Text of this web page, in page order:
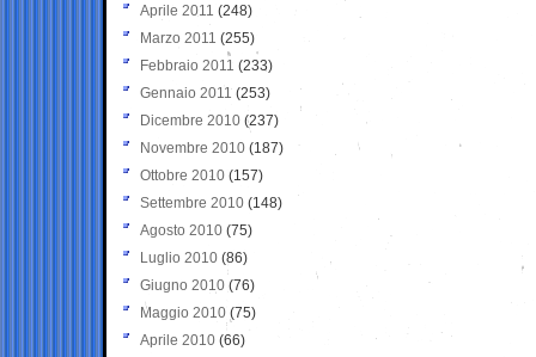
Aprile 2011 (248)
Marzo 2011 (255)
Febbraio 2011 (233)
Gennaio 2011 (253)
Dicembre 2010 (237)
Novembre 2010 (187)
Ottobre 2010 (157)
Settembre 2010 (148)
Agosto 2010 (75)
Luglio 2010 (86)
Giugno 2010 (76)
Maggio 2010 (75)
Aprile 2010 (66)